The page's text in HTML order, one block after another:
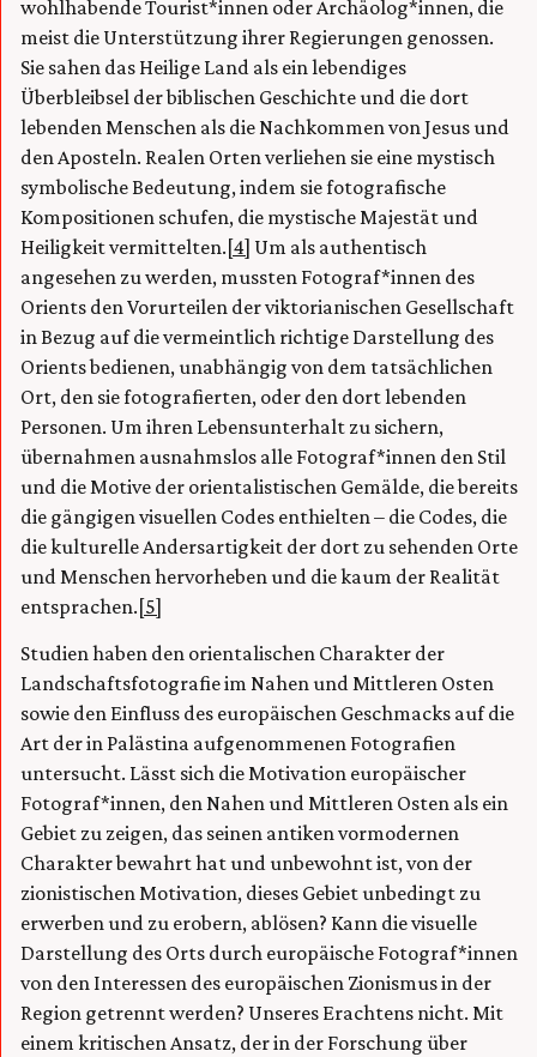
wohlhabende Tourist*innen oder Archäolog*innen, die
meist die Unterstützung ihrer Regierungen genossen.
Sie sahen das Heilige Land als ein lebendiges
Überbleibsel der biblischen Geschichte und die dort
lebenden Menschen als die Nachkommen von Jesus und
den Aposteln. Realen Orten verliehen sie eine mystisch
symbolische Bedeutung, indem sie fotografische
Kompositionen schufen, die mystische Majestät und
Heiligkeit vermittelten.[4] Um als authentisch
angesehen zu werden, mussten Fotograf*innen des
Orients den Vorurteilen der viktorianischen Gesellschaft
in Bezug auf die vermeintlich richtige Darstellung des
Orients bedienen, unabhängig von dem tatsächlichen
Ort, den sie fotografierten, oder den dort lebenden
Personen. Um ihren Lebensunterhalt zu sichern,
übernahmen ausnahmslos alle Fotograf*innen den Stil
und die Motive der orientalistischen Gemälde, die bereits
die gängigen visuellen Codes enthielten – die Codes, die
die kulturelle Andersartigkeit der dort zu sehenden Orte
und Menschen hervorheben und die kaum der Realität
entsprachen.[5]
Studien haben den orientalischen Charakter der
Landschaftsfotografie im Nahen und Mittleren Osten
sowie den Einfluss des europäischen Geschmacks auf die
Art der in Palästina aufgenommenen Fotografien
untersucht. Lässt sich die Motivation europäischer
Fotograf*innen, den Nahen und Mittleren Osten als ein
Gebiet zu zeigen, das seinen antiken vormodernen
Charakter bewahrt hat und unbewohnt ist, von der
zionistischen Motivation, dieses Gebiet unbedingt zu
erwerben und zu erobern, ablösen? Kann die visuelle
Darstellung des Orts durch europäische Fotograf*innen
von den Interessen des europäischen Zionismus in der
Region getrennt werden? Unseres Erachtens nicht. Mit
einem kritischen Ansatz, der in der Forschung über